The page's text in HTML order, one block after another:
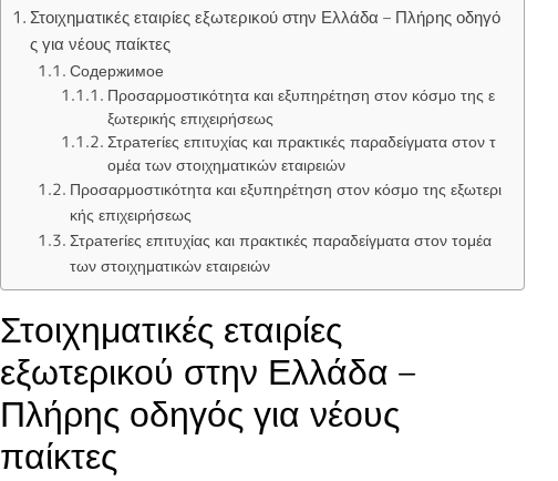
Στοιχηματικές εταιρίες εξωτερικού στην Ελλάδα – Πλήρης οδηγό
ς για νέους παίκτες
Содержимое
Προσαρμοστικότητα και εξυπηρέτηση στον κόσμο της ε
ξωτερικής επιχειρήσεως
Στρатегίες επιτυχίας και πρακτικές παραδείγματα στον τ
ομέα των στοιχηματικών εταιρειών
Προσαρμοστικότητα και εξυπηρέτηση στον κόσμο της εξωτερι
κής επιχειρήσεως
Στρатегίες επιτυχίας και πρακτικές παραδείγματα στον τομέα
των στοιχηματικών εταιρειών
Στοιχηματικές εταιρίες
εξωτερικού στην Ελλάδα –
Πλήρης οδηγός για νέους
παίκτες